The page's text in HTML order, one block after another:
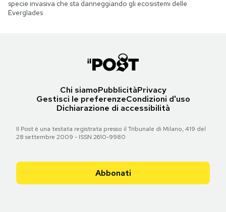
specie invasiva che sta danneggiando gli ecosistemi delle
Everglades
Chi siamoPubblicitàPrivacy
Gestisci le preferenzeCondizioni d'uso
Dichiarazione di accessibilità
Il Post è una testata registrata presso il Tribunale di Milano, 419 del
28 settembre 2009 - ISSN 2610-9980
Abbonati